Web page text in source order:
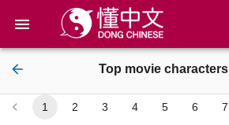
Top movie characters
1 2 3 4 5 6 7